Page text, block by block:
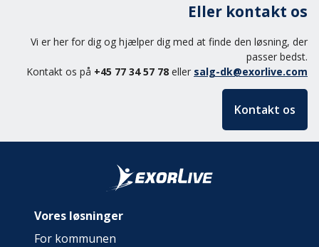
Eller kontakt os
Vi er her for dig og hjælper dig med at finde den løsning, der
passer bedst.
Kontakt os på +45 77 34 57 78 eller salg-dk@exorlive.com
Kontakt os
Vores løsninger
For kommunen